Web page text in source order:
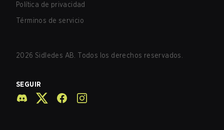
Política de privacidad
Términos de servicio
2026 Sidledes AB. Todos los derechos reservados.
SEGUIR